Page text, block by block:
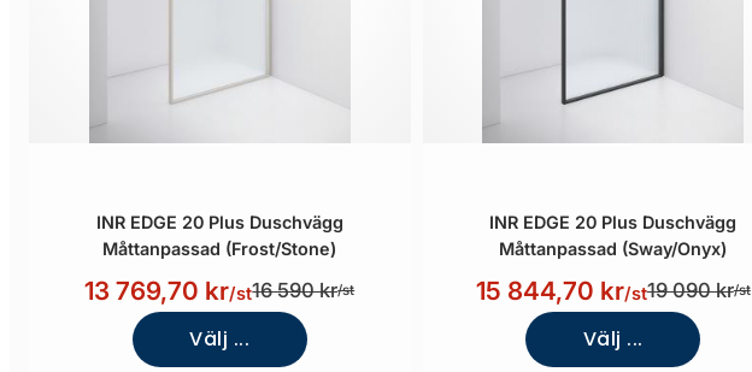
INR EDGE 20 Plus Duschvägg
Måttanpassad (Frost/Stone)
13 769,70 kr/st16 590 kr/st
Välj ...
INR EDGE 20 Plus Duschvägg
Måttanpassad (Sway/Onyx)
15 844,70 kr/st19 090 kr/st
Välj ...